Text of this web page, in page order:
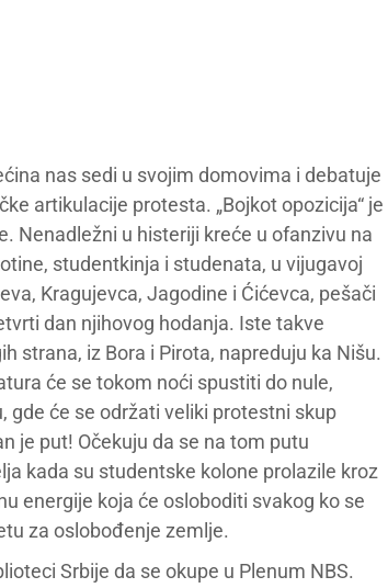
nas sedi u svojim domovima i debatuje
artikulacije protesta. „Bojkot opozicija“ je
Nenadležni u histeriji kreće u ofanzivu na
studentkinja i studenata, u vijugavoj
Kragujevca, Jagodine i Ćićevca, pešači
dan njihovog hodanja. Iste takve
strana, iz Bora i Pirota, napreduju ka Nišu.
će se tokom noći spustiti do nule,
gde će se održati veliki protestni skup
je put! Očekuju da se na tom putu
kada su studentske kolone prolazile kroz
energije koja će osloboditi svakog ko se
za oslobođenje zemlje.
Srbije da se okupe u Plenum NBS.